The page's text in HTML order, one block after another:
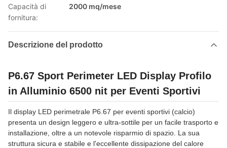
Capacità di
fornitura:
2000 mq/mese
Descrizione del prodotto
P6.67 Sport Perimeter LED Display Profilo
in Alluminio 6500 nit per Eventi Sportivi
Il display LED perimetrale P6.67 per eventi sportivi (calcio)
presenta un design leggero e ultra-sottile per un facile trasporto e
installazione, oltre a un notevole risparmio di spazio. La sua
struttura sicura e stabile e l'eccellente dissipazione del calore